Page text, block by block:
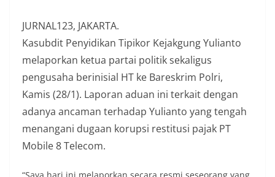
JURNAL123, JAKARTA.
Kasubdit Penyidikan Tipikor Kejakgung Yulianto
melaporkan ketua partai politik sekaligus
pengusaha berinisial HT ke Bareskrim Polri,
Kamis (28/1). Laporan aduan ini terkait dengan
adanya ancaman terhadap Yulianto yang tengah
menangani dugaan korupsi restitusi pajak PT
Mobile 8 Telecom.